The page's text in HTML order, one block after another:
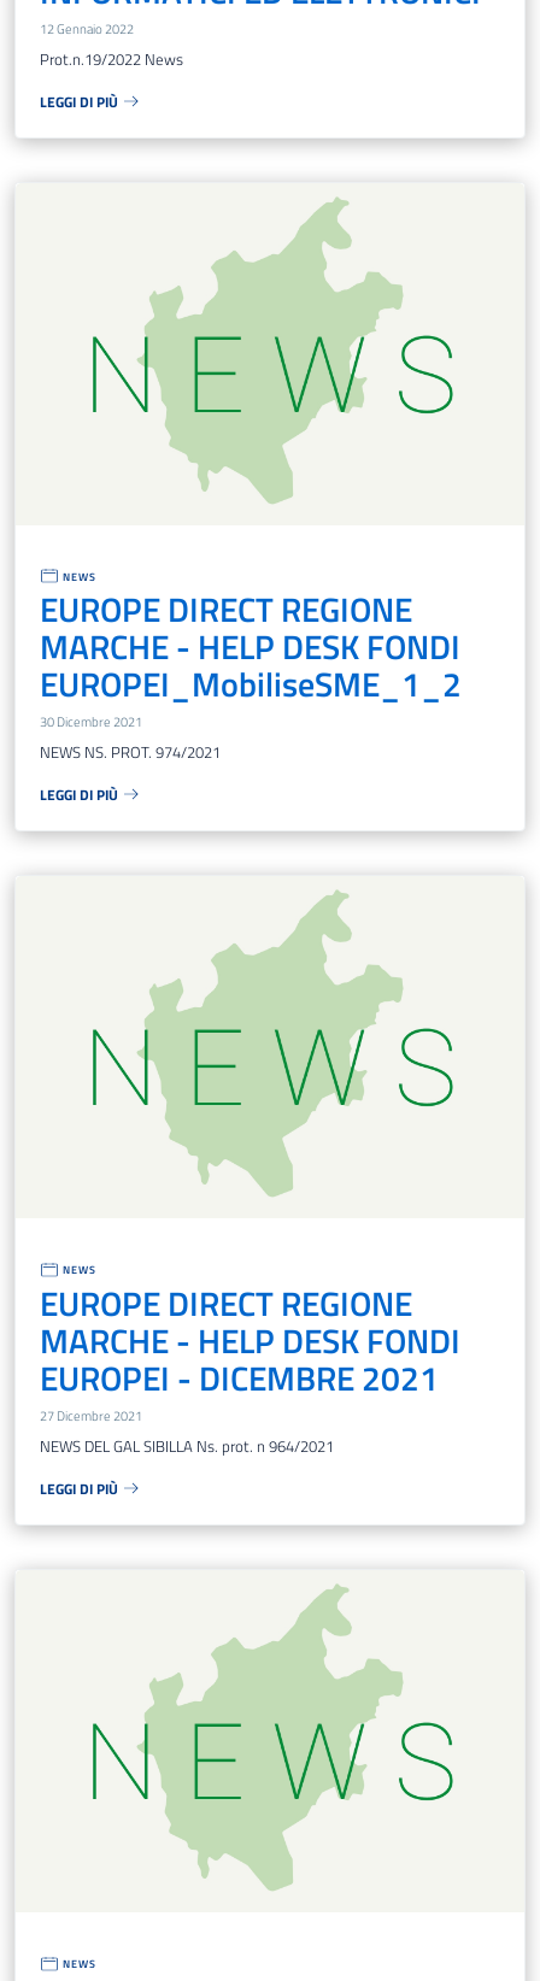
12 Gennaio 2022
Prot.n.19/2022 News
LEGGI DI PIÙ
NEWS
EUROPE DIRECT REGIONE
MARCHE - HELP DESK FONDI
EUROPEI_MobiliseSME_1_2
30 Dicembre 2021
NEWS NS. PROT. 974/2021
LEGGI DI PIÙ
NEWS
EUROPE DIRECT REGIONE
MARCHE - HELP DESK FONDI
EUROPEI - DICEMBRE 2021
27 Dicembre 2021
NEWS DEL GAL SIBILLA Ns. prot. n 964/2021
LEGGI DI PIÙ
NEWS